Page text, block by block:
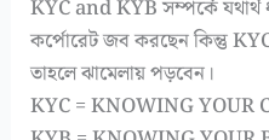
KYC and KYB সম্পর্কে যথার্থ
কর্পোরেট জব করছেন কিন্তু
তাহলে ঝামেলায় পড়বেন।
KYC = KNOWING YOUR